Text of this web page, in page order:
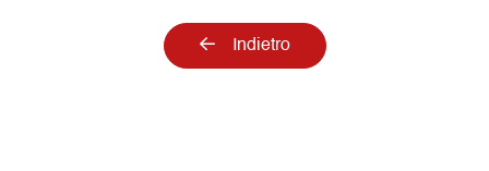
Indietro